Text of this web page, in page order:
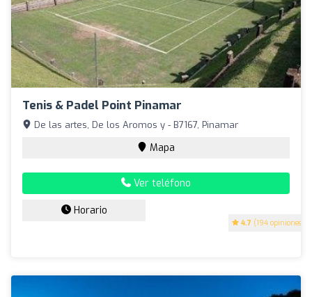
Tenis & Padel Point Pinamar
4.7 (194 opiniones)
De las artes, De los Aromos y - B7167, Pinamar
Mapa
Ver teléfono
Horario